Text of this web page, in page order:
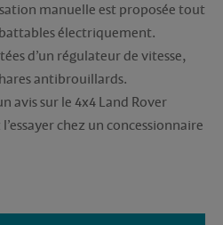
manuelle est proposée tout
électriquement.
d’un régulateur de vitesse,
antibrouillards.
avis sur le 4x4 Land Rover
chez un concessionnaire